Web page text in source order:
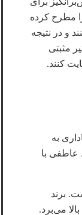
مطرح کرده
و در نتیجه
مثبتی
کنند.
به
عاطفی با
برند
می‌برد.